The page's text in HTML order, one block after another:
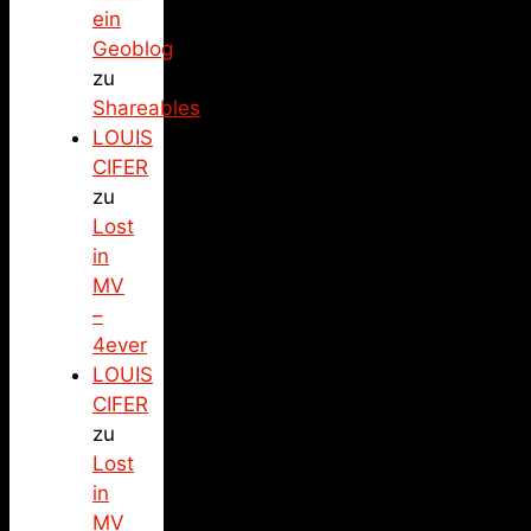
ein
Geoblog
zu
Shareables
LOUIS
CIFER
zu
Lost
in
MV
–
4ever
LOUIS
CIFER
zu
Lost
in
MV